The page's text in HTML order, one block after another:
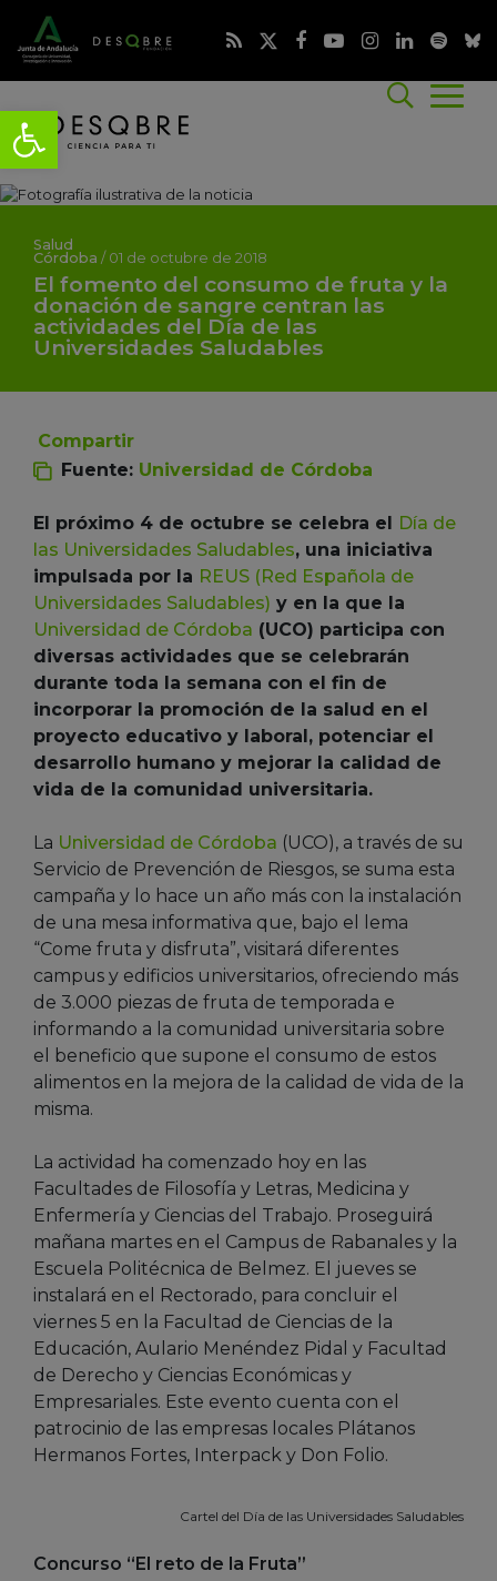
Salud
Córdoba / 01 de octubre de 2018
El fomento del consumo de fruta y la
donación de sangre centran las
actividades del Día de las
Universidades Saludables
Compartir
Fuente: Universidad de Córdoba
El próximo 4 de octubre se celebra el Día de
las Universidades Saludables, una iniciativa
impulsada por la REUS (Red Española de
Universidades Saludables) y en la que la
Universidad de Córdoba (UCO) participa con
diversas actividades que se celebrarán
durante toda la semana con el fin de
incorporar la promoción de la salud en el
proyecto educativo y laboral, potenciar el
desarrollo humano y mejorar la calidad de
vida de la comunidad universitaria.
La Universidad de Córdoba (UCO), a través de su
Servicio de Prevención de Riesgos, se suma esta
campaña y lo hace un año más con la instalación
de una mesa informativa que, bajo el lema
“Come fruta y disfruta”, visitará diferentes
campus y edificios universitarios, ofreciendo más
de 3.000 piezas de fruta de temporada e
informando a la comunidad universitaria sobre
el beneficio que supone el consumo de estos
alimentos en la mejora de la calidad de vida de la
misma.
La actividad ha comenzado hoy en las
Facultades de Filosofía y Letras, Medicina y
Enfermería y Ciencias del Trabajo. Proseguirá
mañana martes en el Campus de Rabanales y la
Escuela Politécnica de Belmez. El jueves se
instalará en el Rectorado, para concluir el
viernes 5 en la Facultad de Ciencias de la
Educación, Aulario Menéndez Pidal y Facultad
de Derecho y Ciencias Económicas y
Empresariales. Este evento cuenta con el
patrocinio de las empresas locales Plátanos
Hermanos Fortes, Interpack y Don Folio.
Cartel del Día de las Universidades Saludables
Concurso “El reto de la Fruta”